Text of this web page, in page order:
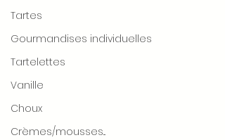
Tartes
Gourmandises individuelles
Tartelettes
Vanille
Choux
Crèmes/mousses...